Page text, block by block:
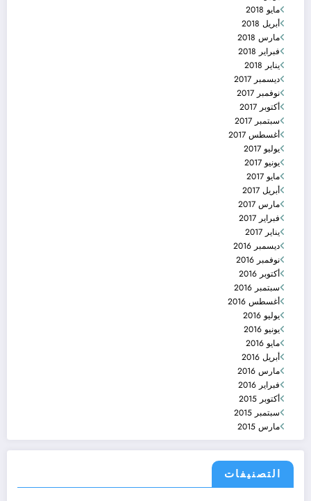
مايو 2018
أبريل 2018
مارس 2018
فبراير 2018
يناير 2018
ديسمبر 2017
نوفمبر 2017
أكتوبر 2017
سبتمبر 2017
أغسطس 2017
يوليو 2017
يونيو 2017
مايو 2017
أبريل 2017
مارس 2017
فبراير 2017
يناير 2017
ديسمبر 2016
نوفمبر 2016
أكتوبر 2016
سبتمبر 2016
أغسطس 2016
يوليو 2016
يونيو 2016
مايو 2016
أبريل 2016
مارس 2016
فبراير 2016
أكتوبر 2015
سبتمبر 2015
مارس 2015
التصنيفات